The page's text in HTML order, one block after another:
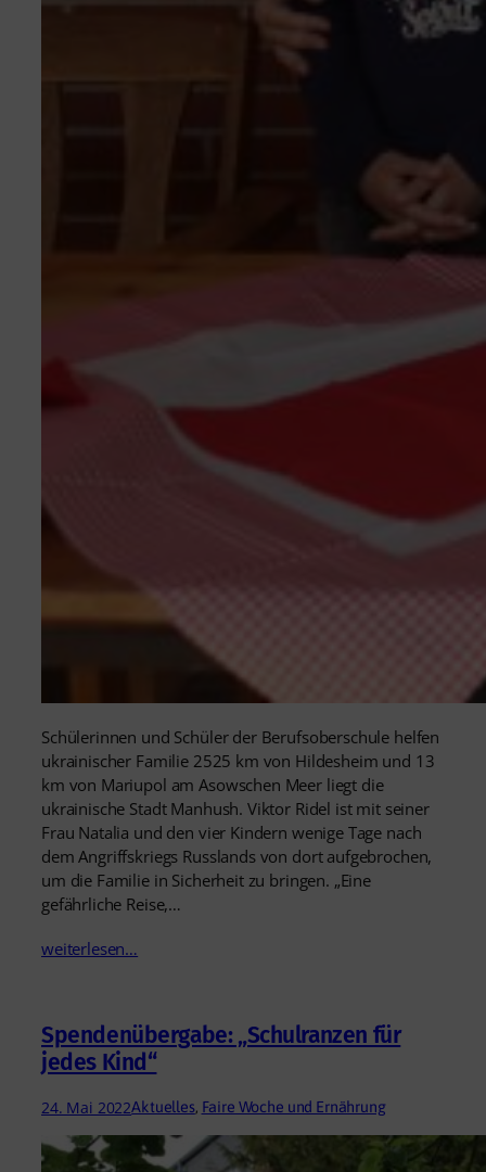
Schülerinnen und Schüler der Berufsoberschule helfen
ukrainischer Familie 2525 km von Hildesheim und 13
km von Mariupol am Asowschen Meer liegt die
ukrainische Stadt Manhush. Viktor Ridel ist mit seiner
Frau Natalia und den vier Kindern wenige Tage nach
dem Angriffskriegs Russlands von dort aufgebrochen,
um die Familie in Sicherheit zu bringen. „Eine
gefährliche Reise,…
weiterlesen…
Spendenübergabe: „Schulranzen für
jedes Kind“
24. Mai 2022Aktuelles, Faire Woche und Ernährung